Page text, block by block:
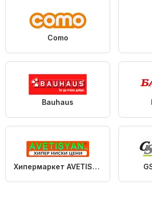
Como
Bauhaus
Хипермаркет AVETISYAN